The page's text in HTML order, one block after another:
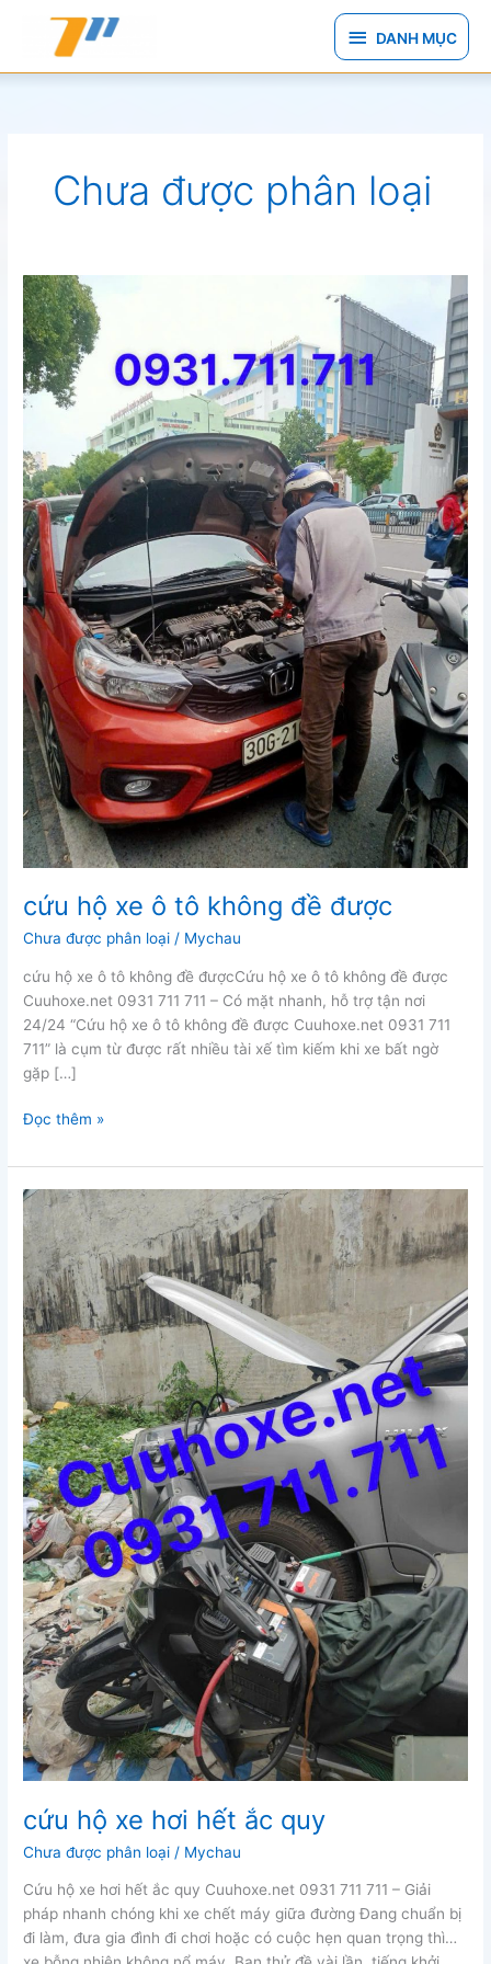
DANH
MỤC
DANH MỤC
Chưa được phân loại
cứu hộ xe ô tô không đề được
Chưa được phân loại / Mychau
cứu hộ xe ô tô không đề đượcCứu hộ xe ô tô không đề được
Cuuhoxe.net 0931 711 711 – Có mặt nhanh, hỗ trợ tận nơi
24/24 “Cứu hộ xe ô tô không đề được Cuuhoxe.net 0931 711
711” là cụm từ được rất nhiều tài xế tìm kiếm khi xe bất ngờ
gặp […]
cứu
xe
ô
tô
không
đề
được
Đọc thêm »
cứu hộ xe hơi hết ắc quy
Chưa được phân loại / Mychau
Cứu hộ xe hơi hết ắc quy Cuuhoxe.net 0931 711 711 – Giải
pháp nhanh chóng khi xe chết máy giữa đường Đang chuẩn bị
đi làm, đưa gia đình đi chơi hoặc có cuộc hẹn quan trọng thì…